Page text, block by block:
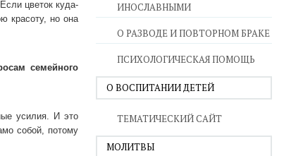
цветок куда-
красоту, но она
семейного
усилия. И это
собой, потому
ИНОСЛАВНЫМИ
О РАЗВОДЕ И ПОВТОРНОМ БРАКЕ
ПСИХОЛОГИЧЕСКАЯ ПОМОЩЬ
О ВОСПИТАНИИ ДЕТЕЙ
ТЕМАТИЧЕСКИЙ САЙТ
МОЛИТВЫ